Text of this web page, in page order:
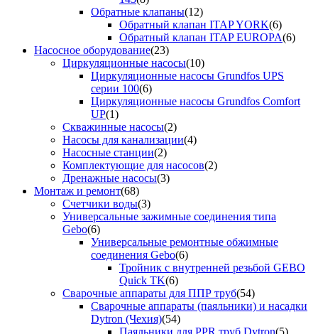
Обратные клапаны(12)
Обратный клапан ITAP YORK(6)
Обратный клапан ITAP EUROPA(6)
Насосное оборудование(23)
Циркуляционные насосы(10)
Циркуляционные насосы Grundfos UPS
серии 100(6)
Циркуляционные насосы Grundfos Comfort
UP(1)
Скважинные насосы(2)
Насосы для канализации(4)
Насосные станции(2)
Комплектующие для насосов(2)
Дренажные насосы(3)
Монтаж и ремонт(68)
Счетчики воды(3)
Универсальные зажимные соединения типа
Gebo(6)
Универсальные ремонтные обжимные
соединения Gebo(6)
Тройник с внутренней резьбой GEBO
Quick TK(6)
Сварочные аппараты для ППР труб(54)
Сварочные аппараты (паяльники) и насадки
Dytron (Чехия)(54)
Паяльники для PPR труб Dytron(5)